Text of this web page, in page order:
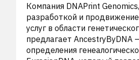
Компания DNAPrint
разработкой и
услуг в области
предлагает AncestryByDNA
определения